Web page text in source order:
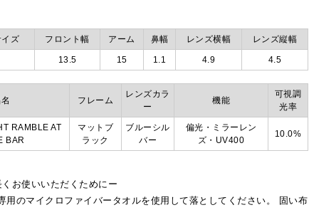
ズ フロント幅 アーム 鼻幅 レンズ横幅 レンズ縦幅
13.5 15 1.1 4.9 4.5
フレーム
レンズカラ
ー
機能
可視調
光率
RAMBLE AT
BAR
マットブ
ラック
ブルーシル
バー
偏光・ミラーレン
ズ・UV400
10.0%
お使いいただくためにー
用のマイクロファイバータオルを使用して落としてください。 固い布